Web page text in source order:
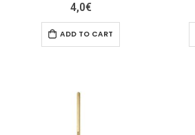
4,0€
ADD TO CART